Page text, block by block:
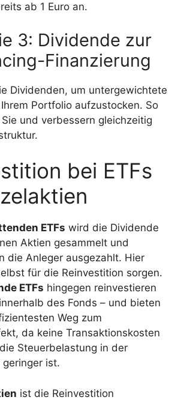
ab 1 Euro an.
3: Dividende zur
Finanzierung
Dividenden, um untergewichtete
Portfolio aufzustocken. So
und verbessern gleichzeitig
bei ETFs
ETFs wird die Dividende
Aktien gesammelt und
die Anleger ausgezahlt. Hier
für die Reinvestition sorgen.
ETFs hingegen reinvestieren
des Fonds – und bieten
Weg zum
da keine Transaktionskosten
Steuerbelastung in der
ist.
ist die Reinvestition